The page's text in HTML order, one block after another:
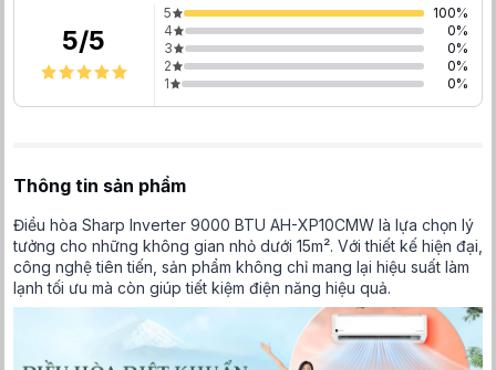
5/5
5 100%
4
0%
3
0%
2
0%
1
0%
Thông tin sản phẩm
Điều hòa Sharp Inverter 9000 BTU AH-XP10CMW là lựa chọn lý
tưởng cho những không gian nhỏ dưới 15m². Với thiết kế hiện đại,
công nghệ tiên tiến, sản phẩm không chỉ mang lại hiệu suất làm
lạnh tối ưu mà còn giúp tiết kiệm điện năng hiệu quả.